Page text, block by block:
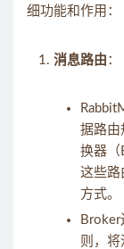
细功能和作用：
消息路由 ：
据路由
换器（
这些路
方式。
则，将